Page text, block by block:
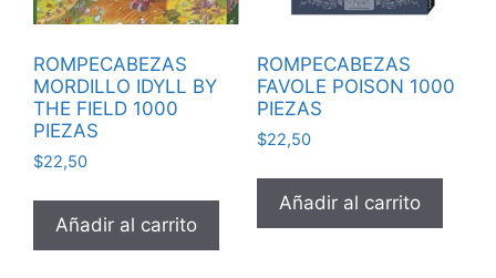
ROMPECABEZAS
MORDILLO IDYLL BY
THE FIELD 1000
PIEZAS
$22,50
Añadir al carrito
ROMPECABEZAS
FAVOLE POISON 1000
PIEZAS
$22,50
Añadir al carrito